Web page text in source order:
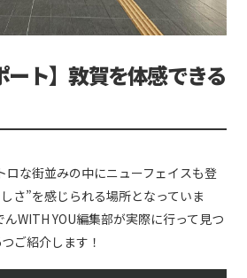
ート】敦賀を体感できる
ロな街並みの中にニューフェイスも登
さ”を感じられる場所となっていま
WITH YOU編集部が実際に行って見つ
ご紹介します！